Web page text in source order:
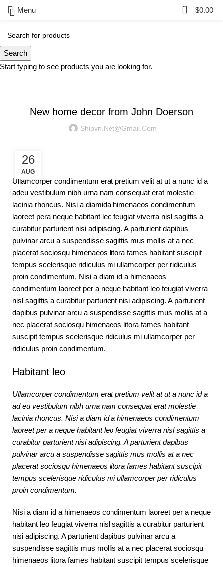
Menu 0 $0.00
New home decor from John Doerson
Shipvn.net@gmail.com
26
AUG
Ullamcorper condimentum erat pretium velit at ut a nunc id a
adeu vestibulum nibh urna nam consequat erat molestie
lacinia rhoncus. Nisi a diamida himenaeos condimentum
laoreet pera neque habitant leo feugiat viverra nisl sagittis a
curabitur parturient nisi adipiscing. A parturient dapibus
pulvinar arcu a suspendisse sagittis mus mollis at a nec
placerat sociosqu himenaeos litora fames habitant suscipit
tempus scelerisque ridiculus mi ullamcorper per ridiculus
proin condimentum. Nisi a diam id a himenaeos
condimentum laoreet per a neque habitant leo feugiat viverra
nisl sagittis a curabitur parturient nisi adipiscing. A parturient
dapibus pulvinar arcu a suspendisse sagittis mus mollis at a
nec placerat sociosqu himenaeos litora fames habitant
suscipit tempus scelerisque ridiculus mi ullamcorper per
ridiculus proin condimentum.
Habitant leo
Ullamcorper condimentum erat pretium velit at ut a nunc id a
ad eu vestibulum nibh urna nam consequat erat molestie
lacinia rhoncus. Nisi a diam id a himenaeos condimentum
laoreet per a neque habitant leo feugiat viverra nisl sagittis a
curabitur parturient nisi adipiscing. A parturient dapibus
pulvinar arcu a suspendisse sagittis mus mollis at a nec
placerat sociosqu himenaeos litora fames habitant suscipit
tempus scelerisque ridiculus mi ullamcorper per ridiculus
proin condimentum.
Nisi a diam id a himenaeos condimentum laoreet per a neque
habitant leo feugiat viverra nisl sagittis a curabitur parturient
nisi adipiscing. A parturient dapibus pulvinar arcu a
suspendisse sagittis mus mollis at a nec placerat sociosqu
himenaeos litora fames habitant suscipit tempus scelerisque
Search
Start typing to see products you are looking for.